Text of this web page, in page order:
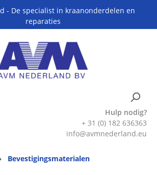
- De specialist in kraanonderdelen en
reparaties
Hulp nodig?
+ 31 (0) 182 636363
info@avmnederland.eu
Bevestigingsmaterialen